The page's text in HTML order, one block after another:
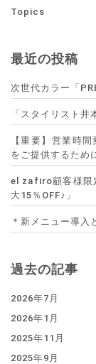
Topics
最近の投稿
次世代カラー「
「スタイリスト井
【重要】営業時
をご提供するため
el zafiro顧客様限
大15％OFF♪」
＊新メニュー導入
過去の記事
2026年7月
2026年1月
2025年11月
2025年9月